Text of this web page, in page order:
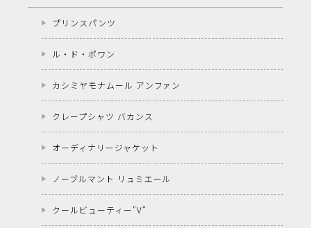
プリンスパンツ
ル・ド・ポワン
カシミヤモナムール アンファン
クレープシャツ バカンス
オーディナリージャケット
ノーブルマント リュミエール
クールビューティー"V"